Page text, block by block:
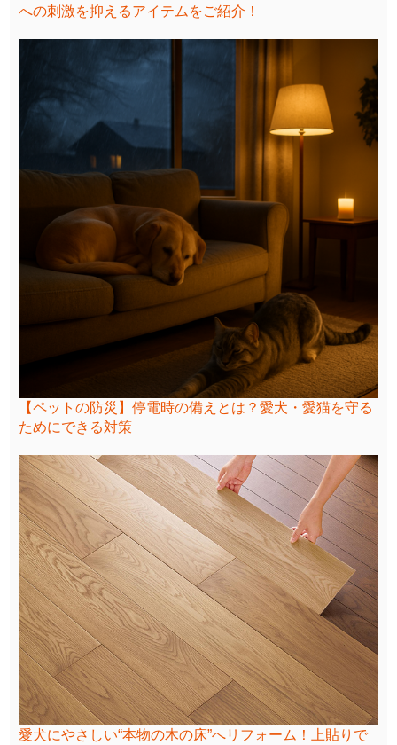
への刺激を抑えるアイテムをご紹介！
【ペットの防災】停電時の備えとは？愛犬・愛猫を守る
ためにできる対策
愛犬にやさしい“本物の木の床”へリフォーム！上貼りで